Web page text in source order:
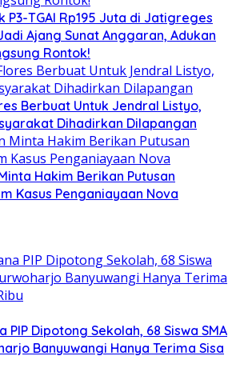
P3-TGAI Rp195 Juta di Jatigreges
Ajang Sunat Anggaran, Adukan
Rontok!
Berbuat Untuk Jendral Listyo,
Dihadirkan Dilapangan
Hakim Berikan Putusan
Kasus Penganiayaan Nova
PIP Dipotong Sekolah, 68 Siswa SMA
Banyuwangi Hanya Terima Sisa